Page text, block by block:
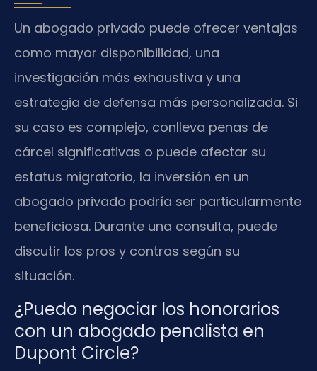
Un abogado privado puede ofrecer ventajas
como mayor disponibilidad, una
investigación más exhaustiva y una
estrategia de defensa más personalizada. Si
su caso es complejo, conlleva penas de
cárcel significativas o puede afectar su
estatus migratorio, la inversión en un
abogado privado podría ser particularmente
beneficiosa. Durante una consulta, puede
discutir los pros y contras según su
situación.
¿Puedo negociar los honorarios
con un abogado penalista en
Dupont Circle?